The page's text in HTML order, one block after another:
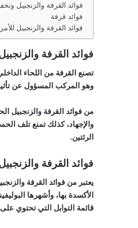
فوائد القرفة والزنجبيل
فوائد قرفة
فوائد القرفة والزنجبيل
فوائد القرفة
تصنع القرفة من اللحاء
وهو المركب المسؤول عن
من فوائد القرفة والزنجبيل
والإجهاد، كذلك تمنع تلف ا
الرئتين.
فوائد القرفة
يعتبر من فوائد القرفة
الأكسدة بها، وأشهرها
قائمة التوابل التي تحتوي